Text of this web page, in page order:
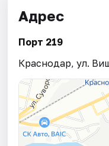
Адрес
Порт 219
Краснодар, ул.